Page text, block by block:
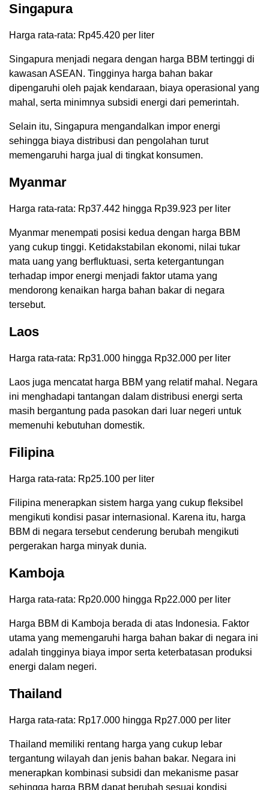
Singapura
Harga rata-rata: Rp45.420 per liter
Singapura menjadi negara dengan harga BBM tertinggi di
kawasan ASEAN. Tingginya harga bahan bakar
dipengaruhi oleh pajak kendaraan, biaya operasional yang
mahal, serta minimnya subsidi energi dari pemerintah.
Selain itu, Singapura mengandalkan impor energi
sehingga biaya distribusi dan pengolahan turut
memengaruhi harga jual di tingkat konsumen.
Myanmar
Harga rata-rata: Rp37.442 hingga Rp39.923 per liter
Myanmar menempati posisi kedua dengan harga BBM
yang cukup tinggi. Ketidakstabilan ekonomi, nilai tukar
mata uang yang berfluktuasi, serta ketergantungan
terhadap impor energi menjadi faktor utama yang
mendorong kenaikan harga bahan bakar di negara
tersebut.
Laos
Harga rata-rata: Rp31.000 hingga Rp32.000 per liter
Laos juga mencatat harga BBM yang relatif mahal. Negara
ini menghadapi tantangan dalam distribusi energi serta
masih bergantung pada pasokan dari luar negeri untuk
memenuhi kebutuhan domestik.
Filipina
Harga rata-rata: Rp25.100 per liter
Filipina menerapkan sistem harga yang cukup fleksibel
mengikuti kondisi pasar internasional. Karena itu, harga
BBM di negara tersebut cenderung berubah mengikuti
pergerakan harga minyak dunia.
Kamboja
Harga rata-rata: Rp20.000 hingga Rp22.000 per liter
Harga BBM di Kamboja berada di atas Indonesia. Faktor
utama yang memengaruhi harga bahan bakar di negara ini
adalah tingginya biaya impor serta keterbatasan produksi
energi dalam negeri.
Thailand
Harga rata-rata: Rp17.000 hingga Rp27.000 per liter
Thailand memiliki rentang harga yang cukup lebar
tergantung wilayah dan jenis bahan bakar. Negara ini
menerapkan kombinasi subsidi dan mekanisme pasar
sehingga harga BBM dapat berubah sesuai kondisi